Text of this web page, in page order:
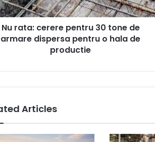
Nu rata: cerere pentru 30 tone de
armare dispersa pentru o hala de
productie
Articles